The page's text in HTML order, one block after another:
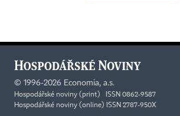
© 1996-2026 Economia, a.s.
Hospodářské noviny (print) ISSN 0862-9587
Hospodářské noviny (online) ISSN 2787-950X